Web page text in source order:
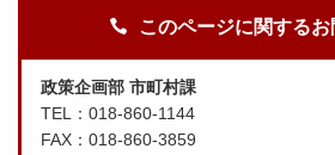
このページに関する
政策企画部 市町村課
TEL：018-860-1144
FAX：018-860-3859